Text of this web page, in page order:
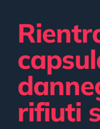
rifiuti